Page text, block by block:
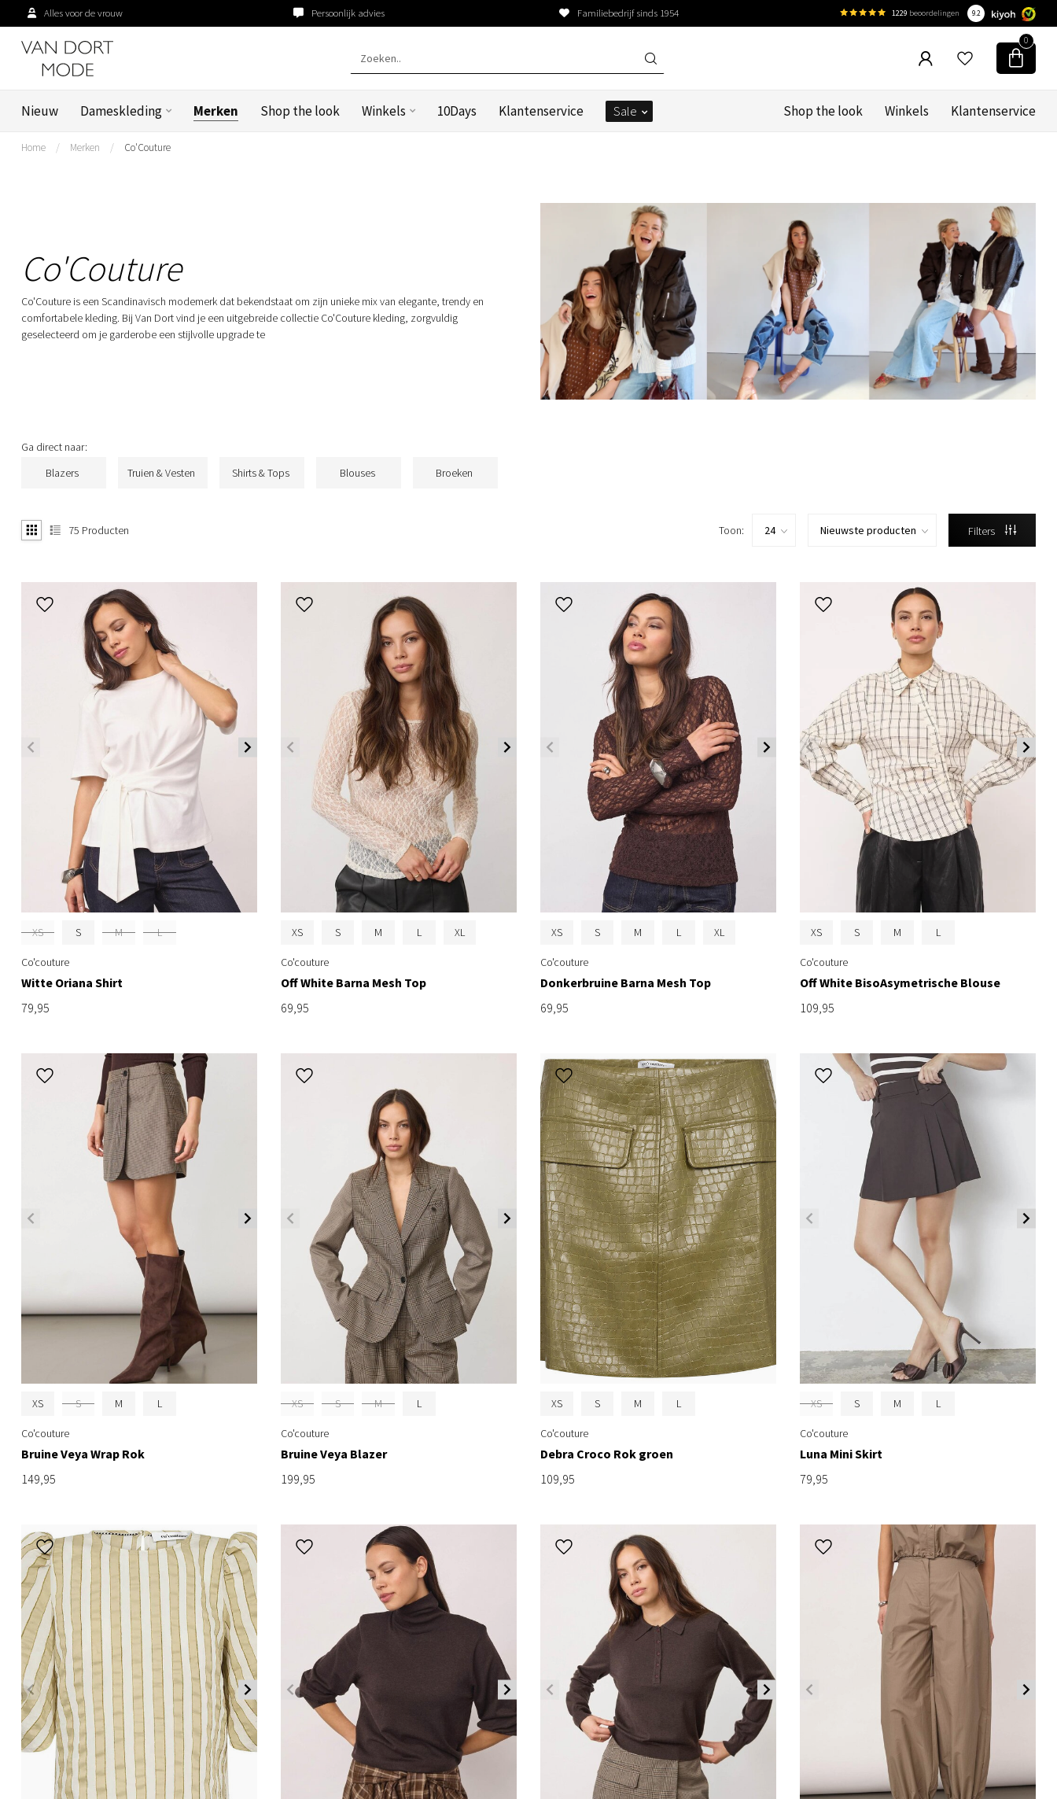
Alles voor de vrouw Persoonlijk advies Familiebedrijf sinds 1954 1229 beoordelingen 9.2
0
Nieuw Dameskleding Merken Shop the look Winkels 10Days Klantenservice Sale Shop the look Winkels Klantenservice
Home / Merken / Co'Couture
Co'Couture
Co'Couture is een Scandinavisch modemerk dat bekendstaat om zijn unieke mix van elegante, trendy en
comfortabele kleding. Bij Van Dort vind je een uitgebreide collectie Co'Couture kleding, zorgvuldig
geselecteerd om je garderobe een stijlvolle upgrade te
Ga direct naar:
Blazers
Truien & Vesten Shirts & Tops Blouses Broeken
75 Producten Toon: Filters
XS S M L
Co'couture
Witte Oriana Shirt
79,95
XS S M L XL
Co'couture
Off White Barna Mesh Top
69,95
XS S M L XL
Co'couture
Donkerbruine Barna Mesh Top
69,95
XS S M L
Co'couture
Off White BisoAsymetrische Blouse
109,95
XS S M L
Co'couture
Bruine Veya Wrap Rok
149,95
XS S M L
Co'couture
Bruine Veya Blazer
199,95
XS S M L
Co'couture
Debra Croco Rok groen
109,95
XS S M L
Co'couture
Luna Mini Skirt
79,95